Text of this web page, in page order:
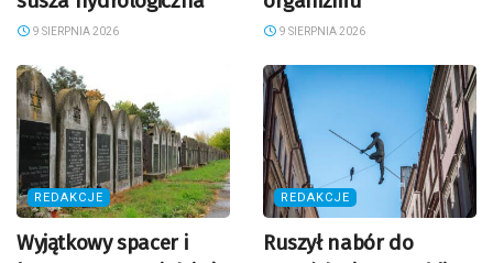
9 SIERPNIA 2026 9 SIERPNIA 2026
REDAKCJE
Wyjątkowy spacer i
REDAKCJE
Ruszył nabór do